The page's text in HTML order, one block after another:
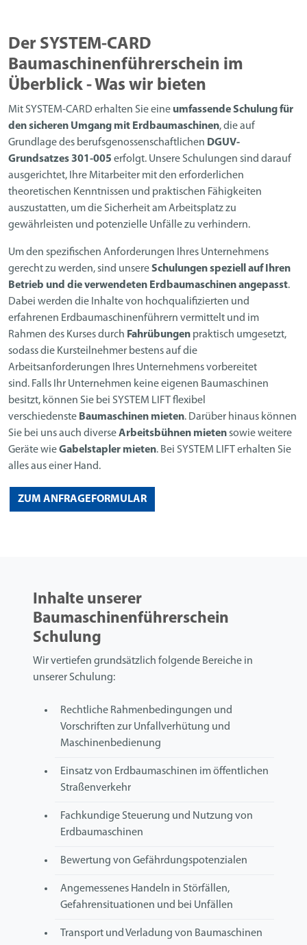
Der SYSTEM-CARD
Baumaschinenführerschein im
Überblick - Was wir bieten
Mit SYSTEM-CARD erhalten Sie eine umfassende Schulung für
den sicheren Umgang mit Erdbaumaschinen, die auf
Grundlage des berufsgenossenschaftlichen DGUV-
Grundsatzes 301-005 erfolgt. Unsere Schulungen sind darauf
ausgerichtet, Ihre Mitarbeiter mit den erforderlichen
theoretischen Kenntnissen und praktischen Fähigkeiten
auszustatten, um die Sicherheit am Arbeitsplatz zu
gewährleisten und potenzielle Unfälle zu verhindern.
Um den spezifischen Anforderungen Ihres Unternehmens
gerecht zu werden, sind unsereSchulungenspeziell auf Ihren
Betrieb und die verwendeten Erdbaumaschinen angepasst.
Dabei werden die Inhalte von hochqualifizierten und
erfahrenen Erdbaumaschinenführern vermittelt und im
Rahmen des Kurses durch Fahrübungen praktisch umgesetzt,
sodass die Kursteilnehmer bestens auf die
Arbeitsanforderungen Ihres Unternehmens vorbereitet
sind. Falls Ihr Unternehmen keine eigenen Baumaschinen
besitzt, können Sie bei SYSTEM LIFT flexibel
verschiedenste Baumaschinen mieten. Darüber hinaus können
Sie bei uns auch diverseArbeitsbühnen mietensowie weitere
Geräte wieGabelstapler mieten. Bei SYSTEM LIFT erhalten Sie
alles aus einer Hand.
ZUM ANFRAGEFORMULAR
Inhalte unserer
Baumaschinenführerschein
Schulung
Wir vertiefen grundsätzlich folgende Bereiche in
unserer Schulung:
Rechtliche Rahmenbedingungen und
Vorschriften zur Unfallverhütung und
Maschinenbedienung
Einsatz von Erdbaumaschinen im öffentlichen
Straßenverkehr
Fachkundige Steuerung und Nutzung von
Erdbaumaschinen
Bewertung von Gefährdungspotenzialen
Angemessenes Handeln in Störfällen,
Gefahrensituationen und bei Unfällen
Transport und Verladung von Baumaschinen